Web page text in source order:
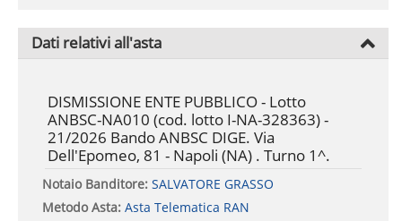
Dati relativi all'asta
DISMISSIONE ENTE PUBBLICO - Lotto
ANBSC-NA010 (cod. lotto I-NA-328363) -
21/2026 Bando ANBSC DIGE. Via
Dell'Epomeo, 81 - Napoli (NA) . Turno 1^.
Notaio Banditore:SALVATORE GRASSO
Metodo Asta:Asta Telematica RAN